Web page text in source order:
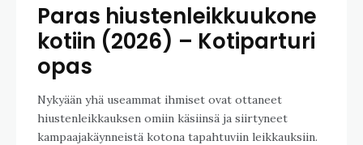
Paras hiustenleikkuukone
kotiin (2026) – Kotiparturi
opas
Nykyään yhä useammat ihmiset ovat ottaneet
hiustenleikkauksen omiin käsiinsä ja siirtyneet
kampaajakäynneistä kotona tapahtuviin leikkauksiin.